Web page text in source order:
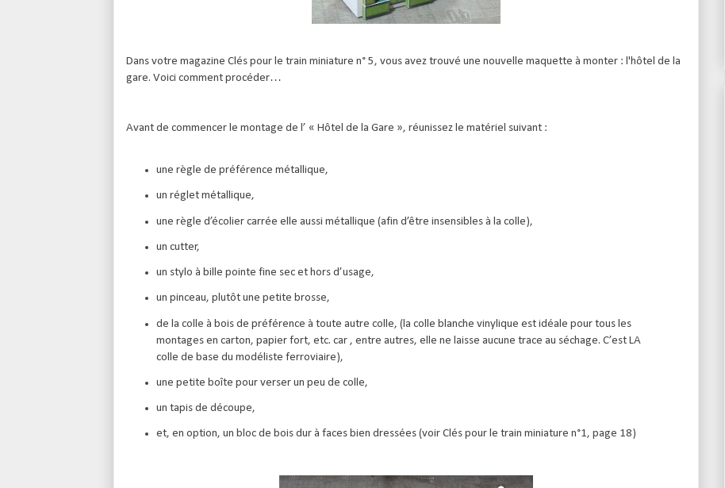
Dans votre magazine Clés pour le train miniature n° 5, vous avez trouvé une nouvelle maquette à monter : l'hôtel de la
gare. Voici comment procéder…
Avant de commencer le montage de l’ « Hôtel de la Gare », réunissez le matériel suivant :
une règle de préférence métallique,
un réglet métallique,
une règle d’écolier carrée elle aussi métallique (afin d’être insensibles à la colle),
un cutter,
un stylo à bille pointe fine sec et hors d’usage,
un pinceau, plutôt une petite brosse,
de la colle à bois de préférence à toute autre colle, (la colle blanche vinylique est idéale pour tous les
montages en carton, papier fort, etc. car , entre autres, elle ne laisse aucune trace au séchage. C’est LA
colle de base du modéliste ferroviaire),
une petite boîte pour verser un peu de colle,
un tapis de découpe,
et, en option, un bloc de bois dur à faces bien dressées (voir Clés pour le train miniature n°1, page 18)